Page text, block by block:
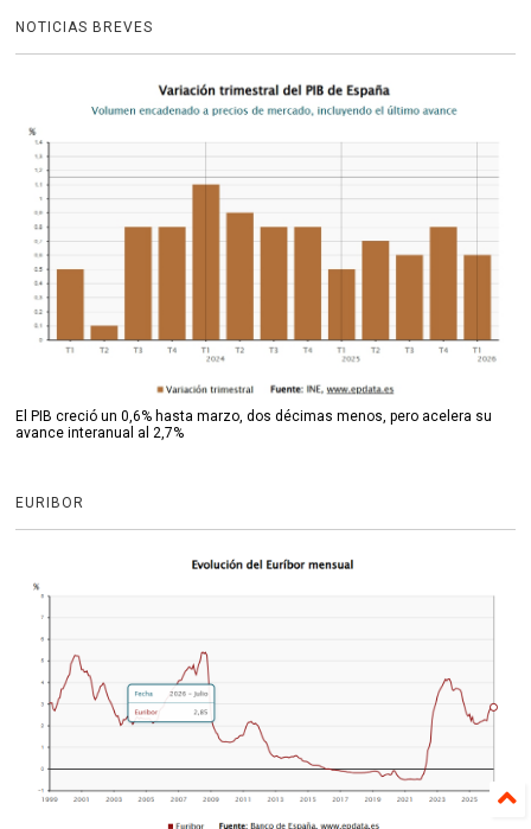
NOTICIAS BREVES
El PIB creció un 0,6% hasta marzo, dos décimas menos, pero acelera su
avance interanual al 2,7%
EURIBOR